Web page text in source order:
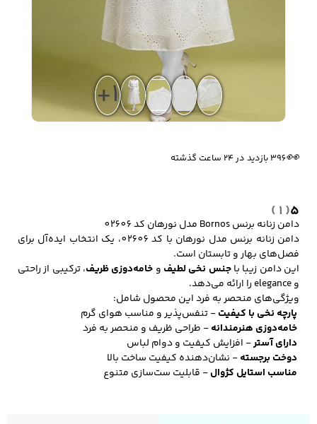
شلوار جین مردانه
شلوار پارچه ای
مردانه
سویشرت و هودی
مردانه
اکسسوری مردانه پوشت مردانه
کفش مردانه شال و کلاه مردانه چتر مردانه
لباس زیر و راحتی
مردانه
لباس زیر مردانه
+1
5
( 1 )
دامن زنانه برنس Bornos مدل نورهان کد 02606
دامن زنانه برنس مدل نورهان با کد 02606، یک انتخاب ایده‌آل برای
فصل‌های بهار و تابستان است.
این دامن زیبا باجنس نخی لطیف و خامه‌دوزی ظریف، ترکیبی از راحتی
و elegance را ارائه می‌دهد.
ویژگی‌های منحصر به فرد این محصول شامل:
پارچه نخی با کیفیت- تنفس‌پذیر و مناسب هوای گرم
خامه‌دوزی هنرمندانه- طراحی ظریف و منحصر به فرد
دارای آستر- افزایش کیفیت و دوام لباس
دوخت برجسته- نشان‌دهنده کیفیت ساخت بالا
مناسب استایل کژوال- قابلیت ست‌سازی متنوع
👀396 بازدید در ۲۴ ساعت گذشته